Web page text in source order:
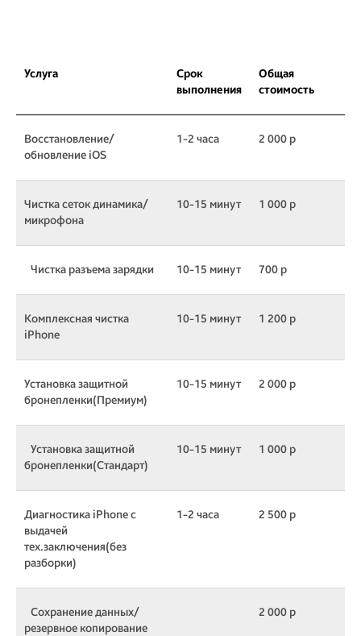
Услуга
Срок
выполнения
Общая
стоимость
Восстановление/
обновление iOS
1-2 часа 2 000 р
Чистка сеток динамика/
микрофона
10-15 минут 1 000 р
Чистка разъема зарядки 10-15 минут 700 р
Комплексная чистка
iPhone
10-15 минут 1 200 р
Установка защитной
бронепленки(Премиум)
10-15 минут 2 000 р
Установка защитной
бронепленки(Стандарт)
10-15 минут 1 000 р
Диагностика iPhone с
выдачей
тех.заключения(без
разборки)
1-2 часа 2 500 р
Сохранение данных/
резервное копирование
2 000 р